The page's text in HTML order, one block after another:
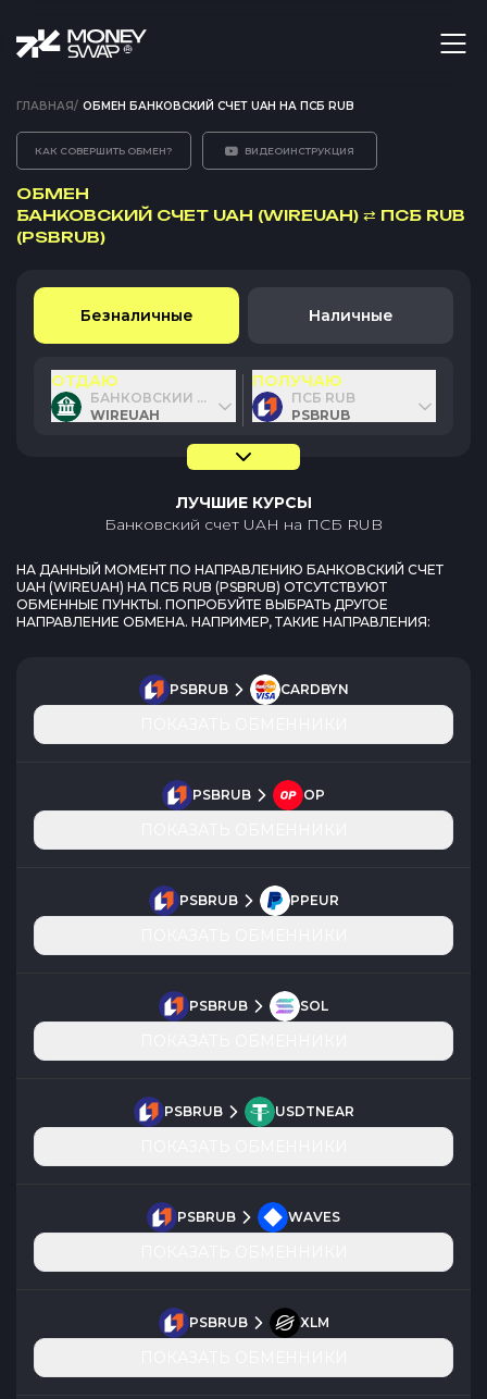
ГЛАВНАЯ/ ОБМЕН БАНКОВСКИЙ СЧЕТ UAH НА ПСБ RUB
КАК СОВЕРШИТЬ ОБМЕН? ВИДЕОИНСТРУКЦИЯ
ОБМЕН
БАНКОВСКИЙ СЧЕТ UAH (WIREUAH) ⇄ ПСБ RUB
(PSBRUB)
Безналичные Наличные
ОТДАЮ
БАНКОВСКИЙ СЧЕТ UAH
WIREUAH
ПОЛУЧАЮ
ПСБ RUB
PSBRUB
ЛУЧШИЕ КУРСЫ
Банковский счет UAH на ПСБ RUB
НА ДАННЫЙ МОМЕНТ ПО НАПРАВЛЕНИЮ БАНКОВСКИЙ СЧЕТ
UAH (WIREUAH) НА ПСБ RUB (PSBRUB) ОТСУТСТВУЮТ
ОБМЕННЫЕ ПУНКТЫ. ПОПРОБУЙТЕ ВЫБРАТЬ ДРУГОЕ
НАПРАВЛЕНИЕ ОБМЕНА. НАПРИМЕР, ТАКИЕ НАПРАВЛЕНИЯ:
PSBRUB CARDBYN
PSBRUB OP
PSBRUB PPEUR
PSBRUB SOL
PSBRUB USDTNEAR
PSBRUB WAVES
PSBRUB XLM